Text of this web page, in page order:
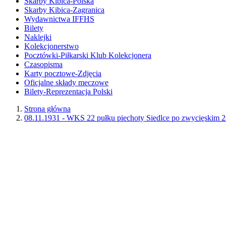
Skarby Kibica-Zagranica
Wydawnictwa IFFHS
Bilety
Naklejki
Kolekcjonerstwo
Pocztówki-Piłkarski Klub Kolekcjonera
Czasopisma
Karty pocztowe-Zdjęcia
Oficjalne składy meczowe
Bilety-Reprezentacja Polski
Strona główna
08.11.1931 - WKS 22 pułku piechoty Siedlce po